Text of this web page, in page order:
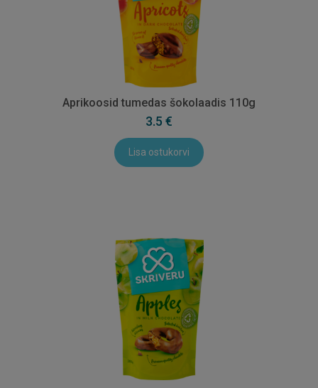
Aprikoosid tumedas šokolaadis 110g
3.5 €
Lisa ostukorvi